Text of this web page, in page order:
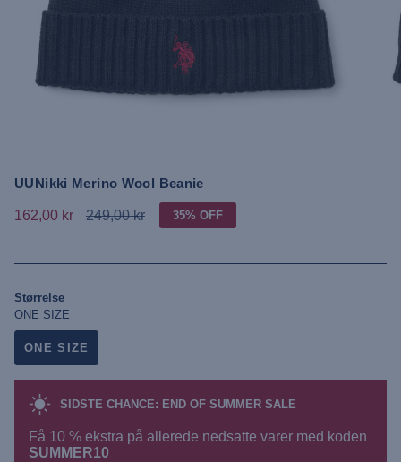
UUNikki Merino Wool Beanie
162,00 kr 249,00 kr 35% OFF
Størrelse
ONE SIZE
ONE SIZE
SIDSTE CHANCE: END OF SUMMER SALE
Få 10 % ekstra på allerede nedsatte varer med koden
SUMMER10